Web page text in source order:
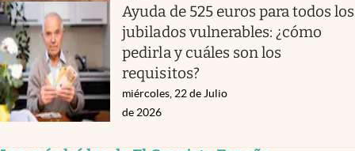
Ayuda de 525 euros para todos los
jubilados vulnerables: ¿cómo
pedirla y cuáles son los
requisitos?
miércoles, 22 de Julio
de 2026